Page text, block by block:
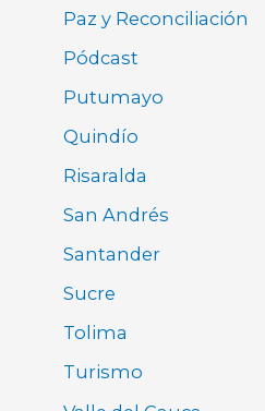
Paz y Reconciliación
Pódcast
Putumayo
Quindío
Risaralda
San Andrés
Santander
Sucre
Tolima
Turismo